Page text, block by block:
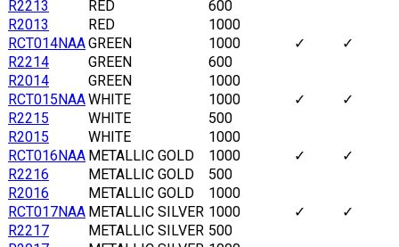
R2213
RED
600
R2013
RED
1000
RCT014NAAGREEN 1000 ✓
✓
R2214
GREEN
600
R2014
GREEN
1000
RCT015NAAWHITE 1000 ✓
✓
R2215
WHITE
500
R2015
WHITE
1000
RCT016NAA METALLIC GOLD 1000 ✓
✓
R2216
METALLIC GOLD
500
R2016
METALLIC GOLD
1000
RCT017NAA METALLIC SILVER 1000 ✓
✓
R2217
METALLIC SILVER 500